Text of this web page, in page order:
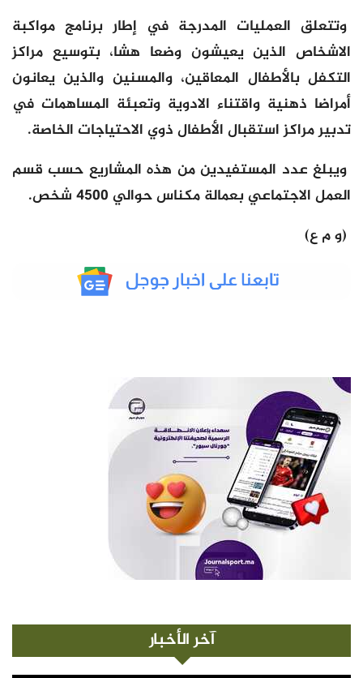
وتتعلق العمليات المدرجة في إطار برنامج مواكبة
الاشخاص الذين يعيشون وضعا هشا، بتوسيع مراكز
التكفل بالأطفال المعاقين، والمسنين والذين يعانون
أمراضا ذهنية واقتناء الادوية وتعبئة المساهمات في
تدبير مراكز استقبال الأطفال ذوي الاحتياجات الخاصة.
ويبلغ عدد المستفيدين من هذه المشاريع حسب قسم
العمل الاجتماعي بعمالة مكناس حوالي 4500 شخص.
(و م ع)
آخر الأخبار